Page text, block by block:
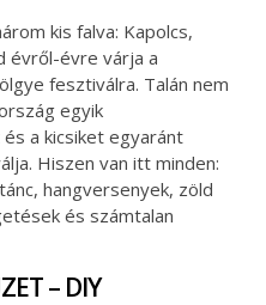
kis falva: Kapolcs,
évről-évre várja a
fesztiválra. Talán nem
egyik
a kicsiket egyaránt
Hiszen van itt minden:
hangversenyek, zöld
és számtalan
– DIY